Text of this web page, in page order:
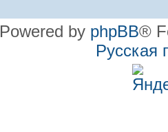
Powered by phpBB®
Русская